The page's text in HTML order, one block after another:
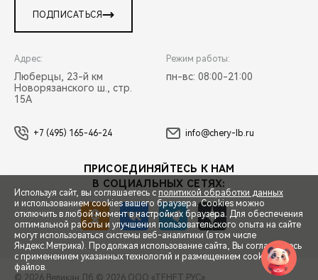
СПЕЦПРЕДЛОЖЕНИЯ
ПОДПИСАТЬСЯ
Адрес:
Люберцы, 23-й км
Новорязанского ш., стр.
15А
Режим работы:
пн-вс: 08:00-21:00
+7 (495) 165-46-24 info@chery-lb.ru
ПРИСОЕДИНЯЙТЕСЬ К НАМ
В СОЦИАЛЬНЫХ СЕТЯХ:
Используя сайт, вы соглашаетесь с политикой обработки данных
и использованием cookies вашего браузера. Cookies можно
отключить в любой момент в настройках браузера. Для обеспечения
оптимальной работы и улучшения пользовательского опыта на сайте
могут использоваться системы веб-аналитики (в том числе
Яндекс.Метрика). Продолжая использование сайта, Вы соглашаетесь
с применением указанных технологий и размещением cookie-
файлов.